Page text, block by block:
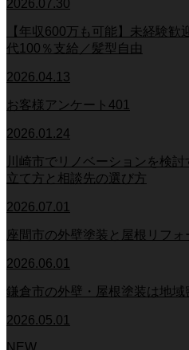
2026.07.30
【年収600万も可能】未経験
代100％支給／髪型自由
2026.04.13
お客様アンケート401
2026.01.24
川崎市でリノベーションを検
立て方と相談先の選び方
2026.07.01
座間市の外壁塗装と屋根リフ
2026.06.01
鎌倉市の外壁・屋根塗装は地
2026.05.01
NEW